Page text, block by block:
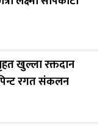
खुल्ला रक्तदान
रगत संकलन